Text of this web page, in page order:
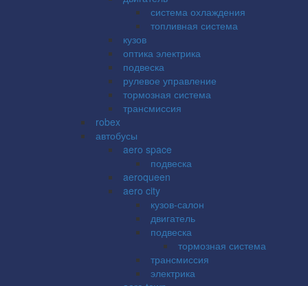
система охлаждения
топливная система
кузов
оптика электрика
подвеска
рулевое управление
тормозная система
трансмиссия
robex
автобусы
aero space
подвеска
aeroqueen
aero city
кузов-салон
двигатель
подвеска
тормозная система
трансмиссия
электрика